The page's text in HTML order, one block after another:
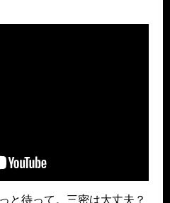
と待って。三密は大丈夫？